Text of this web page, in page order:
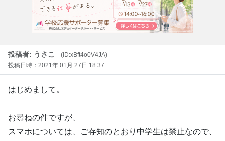
投稿者: うさこ
(ID:xBft4o0V4JA)
投稿日時：2021年 01月 27日 18:37
はじめまして。
お尋ねの件ですが、
スマホについては、ご存知のとおり中学生は禁止なので、